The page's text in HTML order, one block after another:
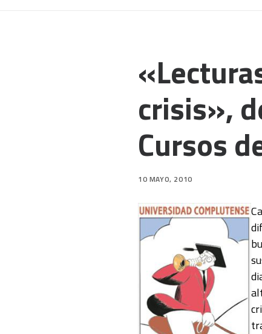
crisis»,
Cursos
10 MAYO, 2010